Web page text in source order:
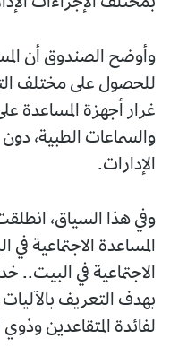
وأوضح الصندوق أن
للحصول على مختلف
غرار أجهزة المساعدة
والسماعات الطبية،
الإدارات.
وفي هذا السياق،
المساعدة الاجتماعية
الاجتماعية في البيت..
بهدف التعريف
لفائدة المتقاعدين